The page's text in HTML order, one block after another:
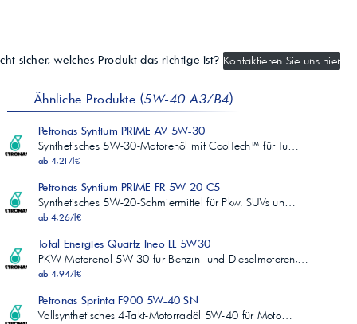
sicher, welches Produkt das richtige ist? Kontaktieren Sie uns hier
Ähnliche Produkte (5W-40 A3/B4)
Petronas Syntium PRIME AV 5W-30
Synthetisches 5W-30-Motorenöl mit CoolTech™ für Tu…
ab 4,21/l€
Petronas Syntium PRIME FR 5W-20 C5
Synthetisches 5W-20-Schmiermittel für Pkw, SUVs un…
ab 4,26/l€
Total Energies Quartz Ineo LL 5W30
PKW-Motorenöl 5W-30 für Benzin- und Dieselmotoren,…
ab 4,94/l€
Petronas Sprinta F900 5W-40 SN
Vollsynthetisches 4-Takt-Motorradöl 5W-40 für Moto…